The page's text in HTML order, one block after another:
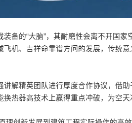
备的“大脑”，其耐磨性会离不开国
机、吉祥命靠谱方问的发展，传统
解精英团队进行厚度合作协议，借
热器高技术上赢得重点冲破，为空